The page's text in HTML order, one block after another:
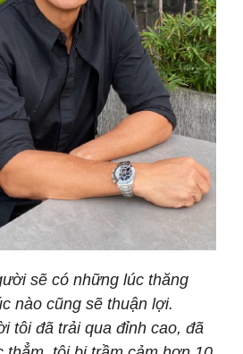
sẽ có những lúc thăng
nào cũng sẽ thuận lợi.
tôi đã trải qua đỉnh cao, đã